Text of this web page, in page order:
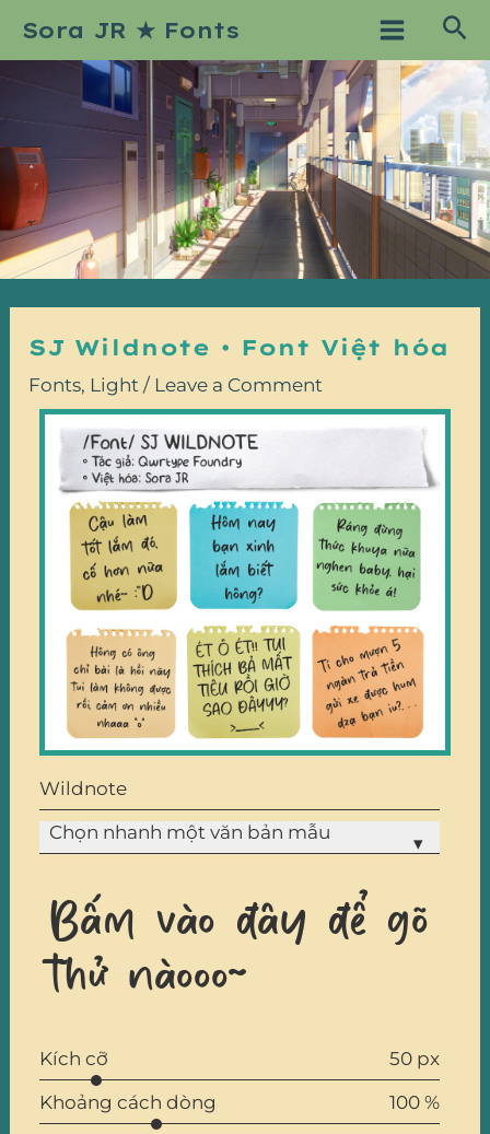
content
Sora JR ★ Fonts
Main
Menu
SJ Wildnote • Font Việt hóa
Fonts, Light / Leave a Comment
Wildnote
Chọn nhanh một văn bản mẫu
▾
Bấm vào đây để gõ
thử nàooo~
Kích cỡ
50 px
Khoảng cách dòng
100 %
navigation